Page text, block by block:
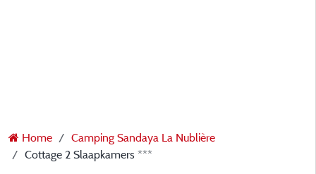
Home
Camping Sandaya La Nublière
Cottage 2 Slaapkamers ***